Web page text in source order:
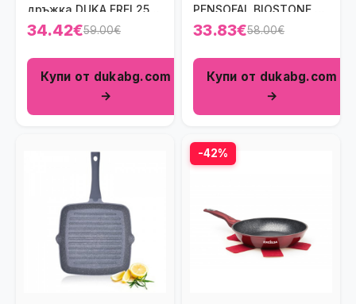
дръжка DUKA FREI 25
см.
34.42€59.00€
Купи от dukabg.com
→
PENSOFAL BIOSTONE 27
см.
33.83€58.00€
Купи от dukabg.com
→
-42%